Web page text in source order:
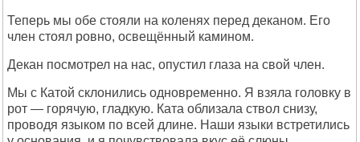
Теперь мы обе стояли на коленях перед деканом. Его
член стоял ровно, освещённый камином.
Декан посмотрел на нас, опустил глаза на свой член.
Мы с Катой склонились одновременно. Я взяла головку в
рот — горячую, гладкую. Ката облизала ствол снизу,
проводя языком по всей длине. Наши языки встретились